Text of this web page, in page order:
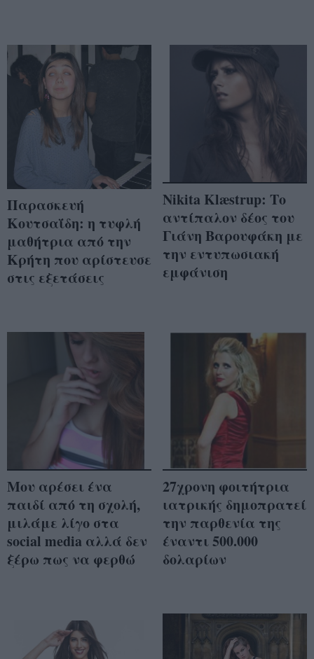
Παρασκευή
Κουτσαΐδη: η τυφλή
μαθήτρια από την
Κρήτη που αρίστευσε
στις εξετάσεις
Nikita Klæstrup: Το
αντίπαλον δέος του
Γιάνη Βαρουφάκη με
την εντυπωσιακή
εμφάνιση
Μου αρέσει ένα
παιδί από τη σχολή,
μιλάμε λίγο στα
social media αλλά δεν
ξέρω πως να φερθώ
27χρονη φοιτήτρια
ιατρικής δημοπρατεί
την παρθενία της
έναντι 500.000
δολαρίων